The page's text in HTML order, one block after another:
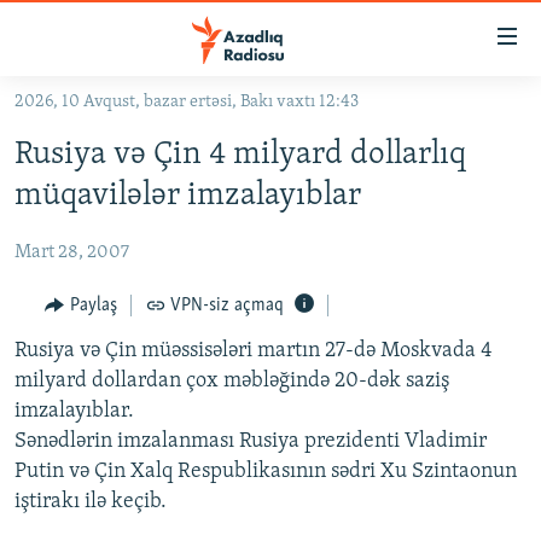
Əsas
qayıt
Əsas
naviqasiyaya
qayıt
#İZAHLA
KORRUPSIOMETR
#ƏSLINDƏ
FƏRQƏ BAX
QANUNI DOĞRU
ARAŞDIRMA
MULTIMEDIA
VIDEO
RADIO ARXIV
HAQQIMIZDA
2026, 10 Avqust, bazar ertəsi, Bakı vaxtı 12:43
Rusiya və Çin 4 milyard dollarlıq
müqavilələr imzalayıblar
Mart 28, 2007
Paylaş VPN-siz açmaq
Rusiya və Çin müəssisələri martın 27-də Moskvada 4
milyard dollardan çox məbləğində 20-dək saziş
imzalayıblar.
Sənədlərin imzalanması Rusiya prezidenti Vladimir
Putin və Çin Xalq Respublikasının sədri Xu Szintaonun
iştirakı ilə keçib.